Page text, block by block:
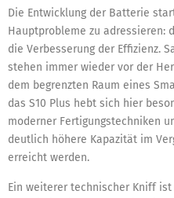
Die Entwicklung der Batterie
Hauptprobleme zu adressieren:
die Verbesserung der Effizienz.
stehen immer wieder vor der
dem begrenzten Raum eines
das S10 Plus hebt sich hier
moderner Fertigungstechniken
deutlich höhere Kapazität im
erreicht werden.
Ein weiterer technischer Kniff